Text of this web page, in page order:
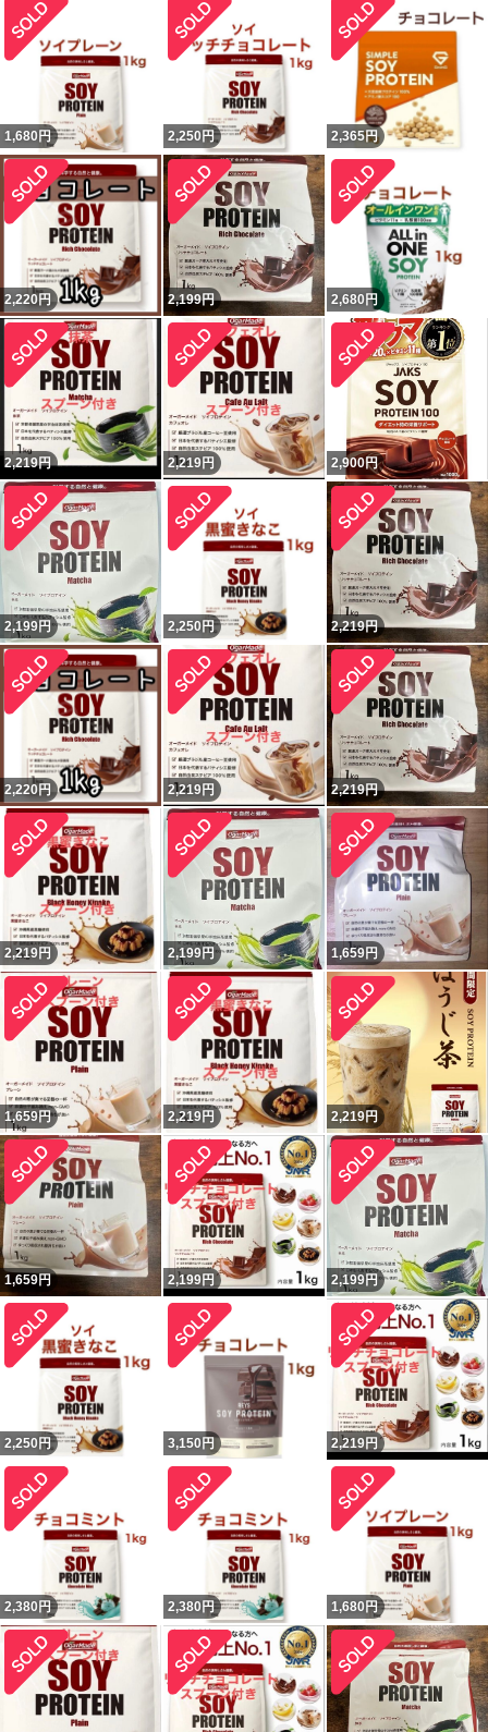
1,680 円 2,250 円 2,365円
2,220円 2,199円 2,680 円
2,219円 2,219円 2,900円
2,199円 2,250 円 2,219円
2,220円 2,219円 2,219円
2,219円 2,199円 1,659円
1,659円 2,219円 2,219円
1,659円 2,199円 2,199円
2,250 円 3,150 円 2,219円
2,380 円 2,380 円 1,680 円